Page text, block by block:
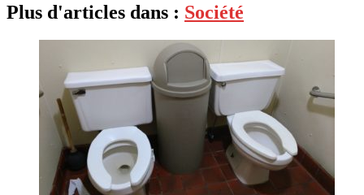
Plus d'articles dans : Société